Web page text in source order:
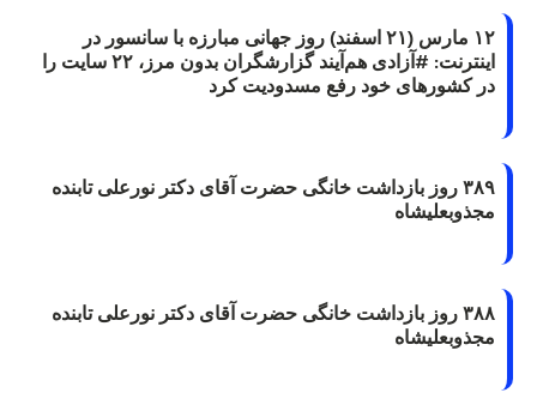
۱۲ مارس (۲۱ اسفند) روز جهانی مبارزه با سانسور در
اینترنت: #آزادی هم‌آیند گزارشگران‌ بدون مرز، ۲۲ سایت را
در کشورهای خود رفع مسدودیت کرد
۳۸۹ روز بازداشت خانگی حضرت آقای دکتر نورعلی تابنده
مجذوبعلیشاه
۳۸۸ روز بازداشت خانگی حضرت آقای دکتر نورعلی تابنده
مجذوبعلیشاه